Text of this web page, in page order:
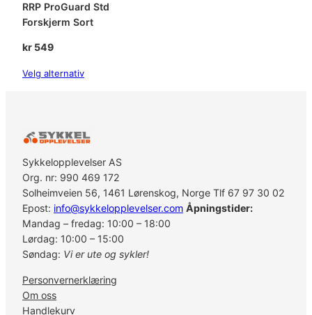
RRP ProGuard Std
Forskjerm Sort
kr 549
Velg alternativ
Sykkelopplevelser AS
Org. nr: 990 469 172
Solheimveien 56, 1461 Lørenskog, Norge Tlf 67 97 30 02
Epost: info@sykkelopplevelser.com Åpningstider:
Mandag – fredag: 10:00 – 18:00
Lørdag: 10:00 – 15:00
Søndag: Vi er ute og sykler!
Personvernerklæring
Om oss
Handlekurv